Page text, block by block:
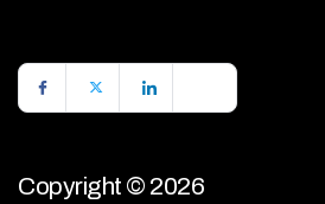
Copyright © 2026